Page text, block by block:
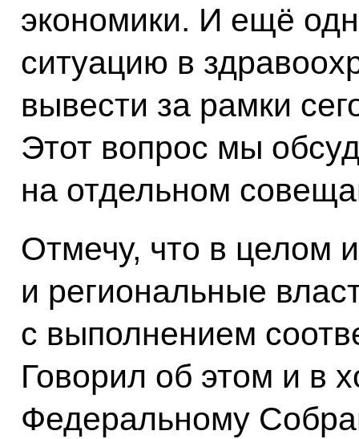
экономики. И ещё
ситуацию в
вывести за рамки
Этот вопрос мы
на отдельном
Отмечу, что в целом
и региональные
с выполнением
Говорил об этом и в
Федеральному